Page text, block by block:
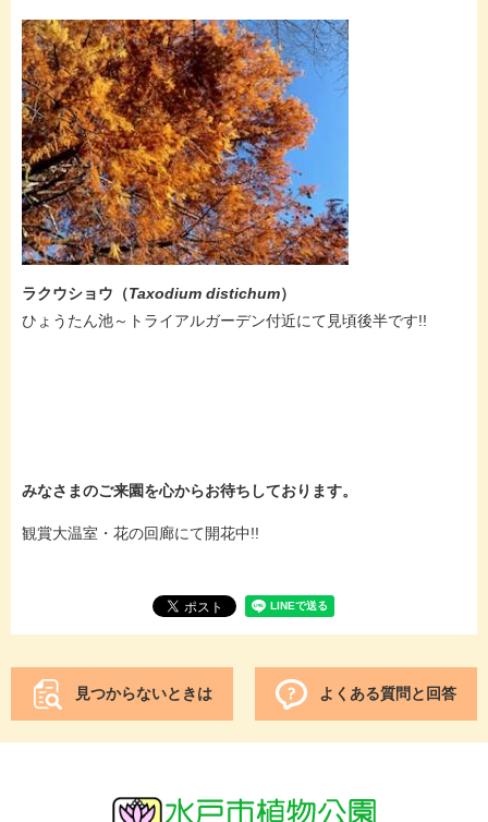
ラクウショウ（Taxodium distichum）
ひょうたん池～トライアルガーデン付近にて見頃後半です!!
みなさまのご来園を心からお待ちしております。
​観賞大温室・花の回廊にて開花中!!
見つからないときは よくある質問と回答